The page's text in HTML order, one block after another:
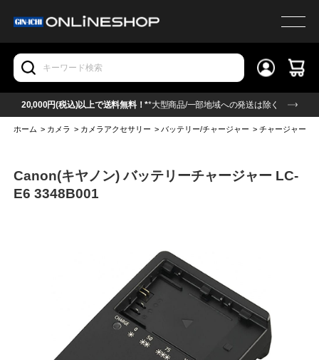
20,000円(税込)以上で送料無料！**大型商品/一部地域への発送は除く
ホーム > カメラ > カメラアクセサリー >バッテリー/チャージャー >チャージャー
Canon(キヤノン) バッテリーチャージャー LC-
E6 3348B001